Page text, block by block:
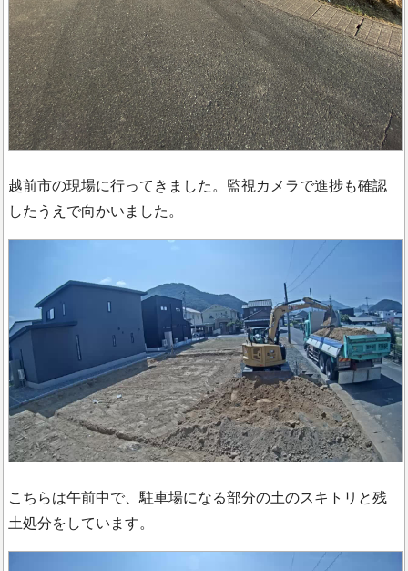
越前市の現場に行ってきました。監視カメラで進捗も確認
したうえで向かいました。
こちらは午前中で、駐車場になる部分の土のスキトリと残
土処分をしています。